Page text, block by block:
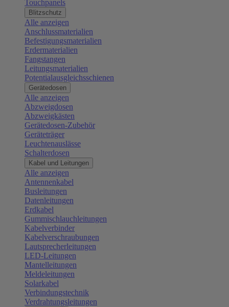
Touchpanels
Blitzschutz
Alle anzeigen
Anschlussmaterialien
Befestigungsmaterialien
Erdermaterialien
Fangstangen
Leitungsmaterialien
Potentialausgleichsschienen
Gerätedosen
Alle anzeigen
Abzweigdosen
Abzweigkästen
Gerätedosen-Zubehör
Geräteträger
Leuchtenauslässe
Schalterdosen
Kabel und Leitungen
Alle anzeigen
Antennenkabel
Busleitungen
Datenleitungen
Erdkabel
Gummischlauchleitungen
Kabelverbinder
Kabelverschraubungen
Lautsprecherleitungen
LED-Leitungen
Mantelleitungen
Meldeleitungen
Solarkabel
Verbindungstechnik
Verdrahtungsleitungen